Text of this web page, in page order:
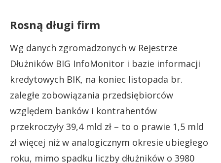
Rosną długi firm
Wg danych zgromadzonych w Rejestrze
Dłużników BIG InfoMonitor i bazie informacji
kredytowych BIK, na koniec listopada br.
zaległe zobowiązania przedsiębiorców
względem banków i kontrahentów
przekroczyły 39,4 mld zł – to o prawie 1,5 mld
zł więcej niż w analogicznym okresie ubiegłego
roku, mimo spadku liczby dłużników o 3980